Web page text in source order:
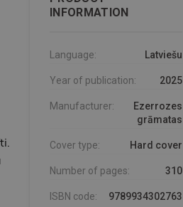
INFORMATION
Language: Latviešu
Year of publication: 2025
Manufacturer:
Ezerrozes
grāmatas
Cover type: Hard cover
Number of pages: 310
ISBN code: 9789934302763